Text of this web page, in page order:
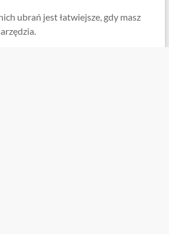
ubrań jest łatwiejsze, gdy masz